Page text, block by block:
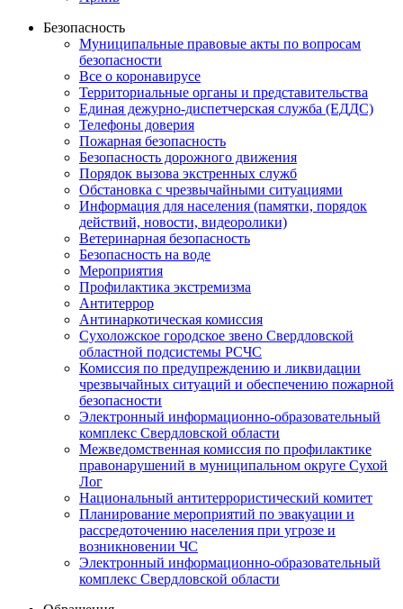
Безопасность
Муниципальные правовые акты по вопросам
безопасности
Все о коронавирусе
Территориальные органы и представительства
Единая дежурно-диспетчерская служба (ЕДДС)
Телефоны доверия
Пожарная безопасность
Безопасность дорожного движения
Порядок вызова экстренных служб
Обстановка с чрезвычайными ситуациями
Информация для населения (памятки, порядок
действий, новости, видеоролики)
Ветеринарная безопасность
Безопасность на воде
Мероприятия
Профилактика экстремизма
Антитеррор
Антинаркотическая комиссия
Сухоложское городское звено Свердловской
областной подсистемы РСЧС
Комиссия по предупреждению и ликвидации
чрезвычайных ситуаций и обеспечению пожарной
безопасности
Электронный информационно-образовательный
комплекс Cвердловской области
Межведомственная комиссия по профилактике
правонарушений в муниципальном округе Сухой
Лог
Национальный антитеррористический комитет
Планирование мероприятий по эвакуации и
рассредоточению населения при угрозе и
возникновении ЧС
Электронный информационно-образовательный
комплекс Свердловской области